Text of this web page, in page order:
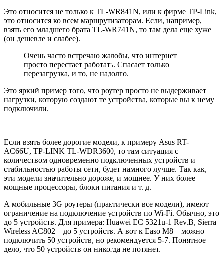
Это относится не только к TL-WR841N, или к фирме TP-Link,
это относится ко всем маршрутизаторам. Если, например,
взять его младшего брата TL-WR741N, то там дела еще хуже
(он дешевле и слабее).
Очень часто встречаю жалобы, что интернет
просто перестает работать. Спасает только
перезагрузка, и то, не надолго.
Это яркий пример того, что роутер просто не выдерживает
нагрузки, которую создают те устройства, которые вы к нему
подключили.
Если взять более дорогие модели, к примеру Asus RT-
AC66U, TP-LINK TL-WDR3600, то там ситуация с
количеством одновременно подключенных устройств и
стабильностью работы сети, будет намного лучше. Так как,
эти модели значительно дороже, и мощнее. У них более
мощные процессоры, блоки питания и т. д.
А мобильные 3G роутеры (практически все модели), имеют
ограничение на подключение устройств по Wi-Fi. Обычно, это
до 5 устройств. Для примера: Huawei EC 5321u-1 Rev.B, Sierra
Wireless AC802 – до 5 устройств. А вот к Easo M8 – можно
подключить 50 устройств, но рекомендуется 5-7. Понятное
дело, что 50 устройств он никогда не потянет.